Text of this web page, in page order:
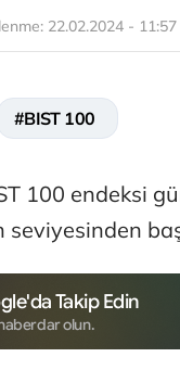
22.02.2024 - 11:57
#BIST 100
100 endeksi
Takip Edin
olun.